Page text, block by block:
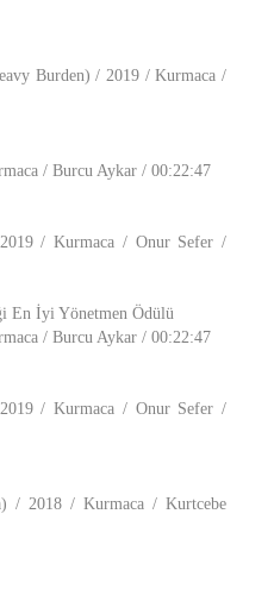
Burden) / 2019 / Kurmaca /
/ Burcu Aykar / 00:22:47
/ Kurmaca / Onur Sefer /
En İyi Yönetmen Ödülü
/ Burcu Aykar / 00:22:47
/ Kurmaca / Onur Sefer /
/ 2018 / Kurmaca / Kurtcebe